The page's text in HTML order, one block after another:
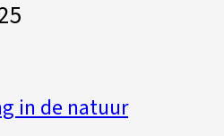
in de natuur